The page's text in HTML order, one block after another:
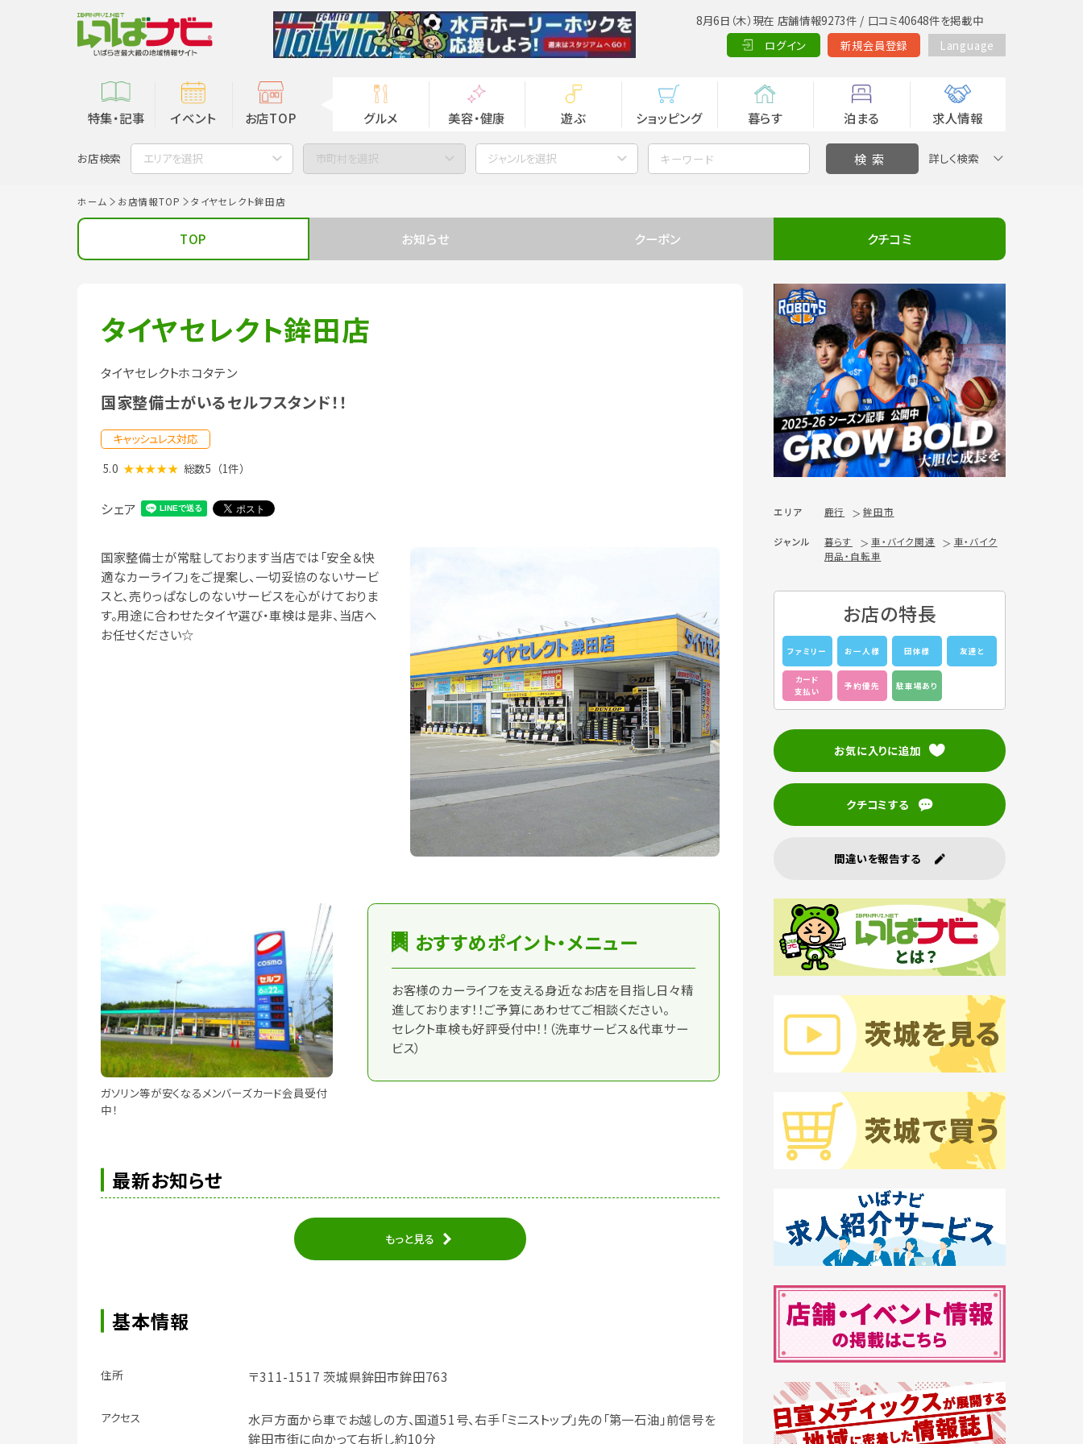
8月6日（木）現在 店舗情報9273件 / 口コミ40648件を掲載中
ログイン
新規会員登録 Language
特集・記事 イベント お店TOP グルメ 美容・健康 遊ぶ ショッピング 暮らす 泊まる 求人情報
お店検索 エリアを選択 市町村を選択 ジャンルを選択 詳しく検索
ホーム お店情報TOP タイヤセレクト鉾田店
TOP お知らせ クーポン クチコミ
タイヤセレクト鉾田店
タイヤセレクトホコタテン
国家整備士がいるセルフスタンド！！
キャッシュレス対応
5.0 ★★★★★ 総数5 （1件）
シェア
国家整備士が常駐しております当店では「安全＆快
適なカーライフ」をご提案し、一切妥協のないサービ
スと、売りっぱなしのないサービスを心がけておりま
す。用途に合わせたタイヤ選び・車検は是非、当店へ
お任せください☆
ガソリン等が安くなるメンバーズカード会員受付
中！
おすすめポイント・メニュー
お客様のカーライフを支える身近なお店を目指し日々精
進しております！！ご予算にあわせてご相談ください。
セレクト車検も好評受付中！！（洗車サービス＆代車サー
ビス）
最新お知らせ
もっと見る
基本情報
住所 〒311-1517 茨城県鉾田市鉾田763
アクセス
水戸方面から車でお越しの方、国道51号、右手「ミニストップ」先の「第一石油」前信号を
鉾田市街に向かって右折し約10分
エリア 鹿行 鉾田市
ジャンル 暮らす 車・バイク関連
車・バイク
用品・自転車
お店の特長
ファミリー お一人様 団体様 友達と
カード
支払い
予約優先 駐車場あり
お気に入りに追加
クチコミする
間違いを報告する